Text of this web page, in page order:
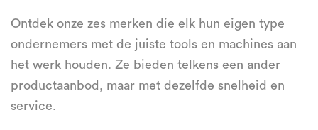
Ontdek onze zes merken die elk hun eigen type
ondernemers met de juiste tools en machines aan
het werk houden. Ze bieden telkens een ander
productaanbod, maar met dezelfde snelheid en
service.